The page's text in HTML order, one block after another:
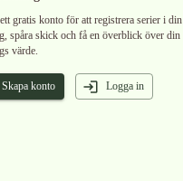
gratis konto för att registrera serier i din
spåra skick och få en överblick över din
värde.
Skapa konto Logga in